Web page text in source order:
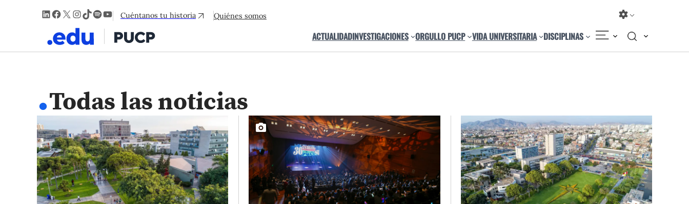
LinkedIn
Facebook
X Instagram
TikTok
Spotify
YouTube
Cuéntanos tu historia Quiénes somos
ACTUALIDADINVESTIGACIONES ORGULLO PUCP VIDA UNIVERSITARIA DISCIPLINAS
.Todas las noticias